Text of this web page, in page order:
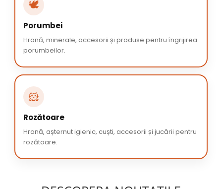
🕊️
Porumbei
Hrană, minerale, accesorii și produse pentru îngrijirea
porumbeilor.
🐹
Rozătoare
Hrană, așternut igienic, cuști, accesorii și jucării pentru
rozătoare.